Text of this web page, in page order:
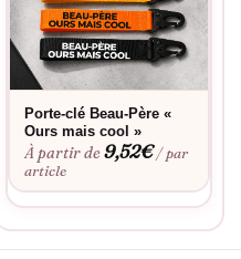
Porte-clé Beau-Père «
Ours mais cool »
À partir de9,52€ / par
article